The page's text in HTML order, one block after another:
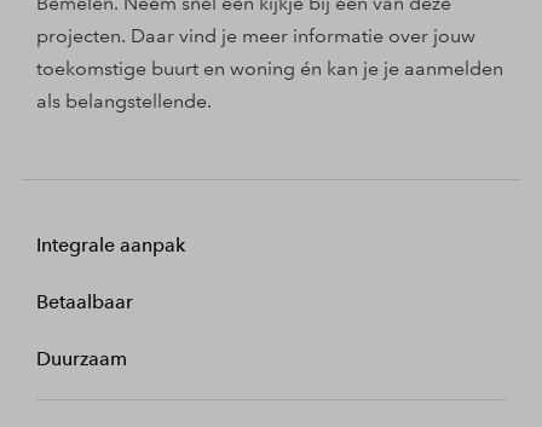
projecten. Daar vind je meer informatie over jouw
toekomstige buurt en woning én kan je je aanmelden
als belangstellende.
Integrale aanpak
Betaalbaar
Duurzaam